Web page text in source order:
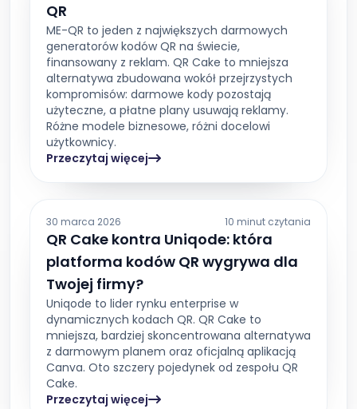
QR
ME-QR to jeden z największych darmowych
generatorów kodów QR na świecie,
finansowany z reklam. QR Cake to mniejsza
alternatywa zbudowana wokół przejrzystych
kompromisów: darmowe kody pozostają
użyteczne, a płatne plany usuwają reklamy.
Różne modele biznesowe, różni docelowi
użytkownicy.
Przeczytaj więcej
30 marca 2026 10 minut czytania
QR Cake kontra Uniqode: która
platforma kodów QR wygrywa dla
Twojej firmy?
Uniqode to lider rynku enterprise w
dynamicznych kodach QR. QR Cake to
mniejsza, bardziej skoncentrowana alternatywa
z darmowym planem oraz oficjalną aplikacją
Canva. Oto szczery pojedynek od zespołu QR
Cake.
Przeczytaj więcej